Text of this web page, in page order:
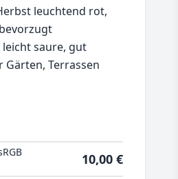
leuchtend rot,
saure, gut
Terrassen
10,00 €